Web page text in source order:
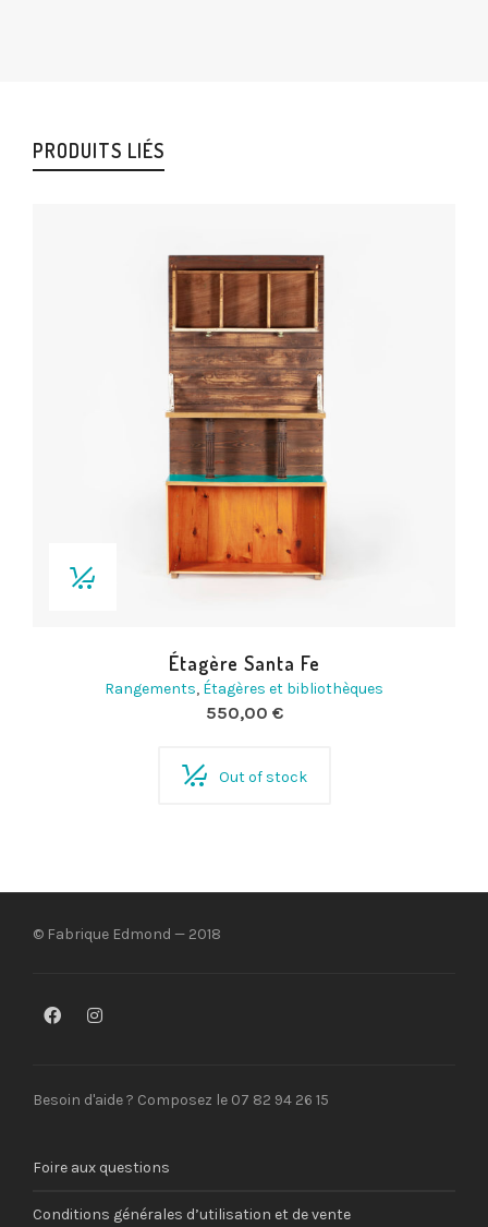
PRODUITS LIÉS
Étagère Santa Fe
Rangements, Étagères et bibliothèques
550,00 €
Out of stock
© Fabrique Edmond — 2018
Besoin d'aide ? Composez le 07 82 94 26 15
Foire aux questions
Conditions générales d’utilisation et de vente